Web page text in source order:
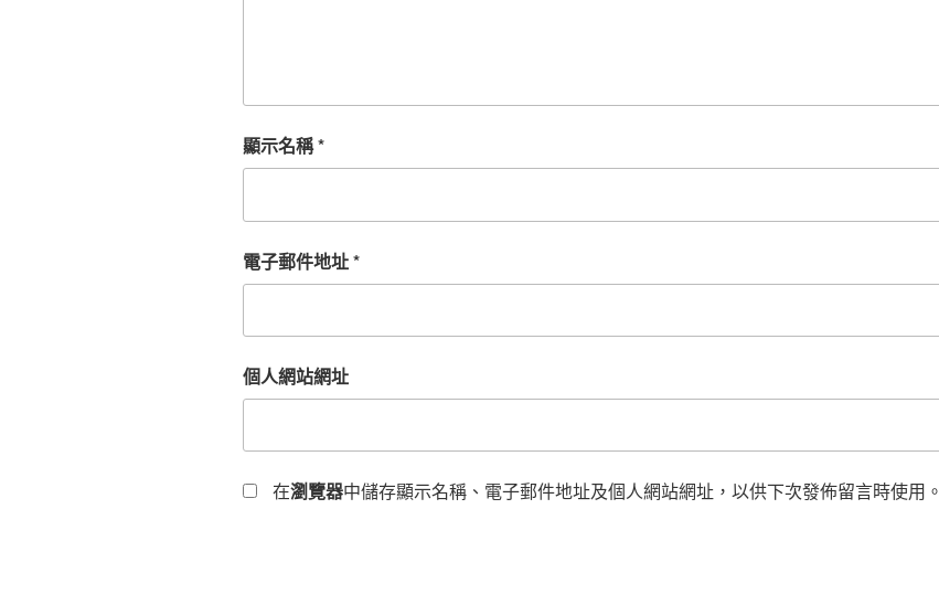
顯示名稱*
電子郵件地址*
個人網站網址
在瀏覽器中儲存顯示名稱、電子郵件地址及個人網站網址，以供下次發佈留言時使用。